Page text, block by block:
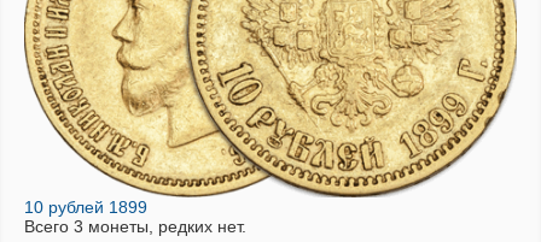
10 рублей 1899
Всего 3 монеты, редких нет.